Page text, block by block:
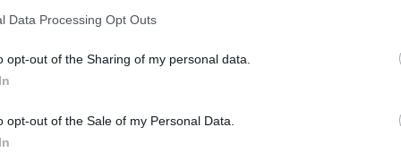
Data Processing Opt Outs
opt-out of the Sharing of my personal data.
opt-out of the Sale of my Personal Data.
πρώτη ομάδα στις 31 Μαΐου 2016,
ενώ τη σεζόν 2017-18 έγινε ο
με την ΑΕΚ μεταπολεμικά.
σε 134 παιχνίδια με την
σκοράροντας 10 φορές και